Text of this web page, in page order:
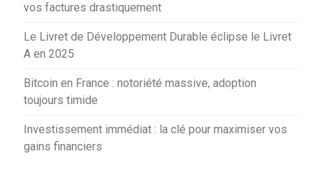
vos factures drastiquement
Le Livret de Développement Durable éclipse le Livret
A en 2025
Bitcoin en France : notoriété massive, adoption
toujours timide
Investissement immédiat : la clé pour maximiser vos
gains financiers